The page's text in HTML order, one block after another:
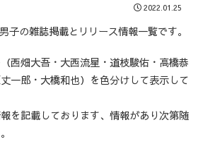
2022.01.25
子の雑誌掲載とリリース情報一覧です。
西畑大吾・大西流星・道枝駿佑・高橋恭
一郎・大橋和也）を色分けして表示して
を記載しております、情報があり次第随